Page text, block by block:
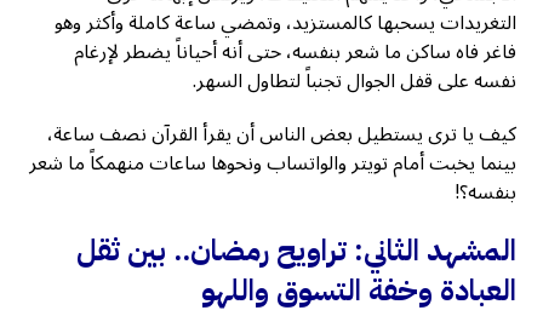
التغريدات يسحبها كالمستزيد، وتمضي ساعة كاملة وأكثر وهو
فاغر فاه ساكن ما شعر بنفسه، حتى أنه أحياناً يضطر لإرغام
نفسه على قفل الجوال تجنباً لتطاول السهر.
كيف يا ترى يستطيل بعض الناس أن يقرأ القرآن نصف ساعة،
بينما يخبت أمام تويتر والواتساب ونحوها ساعات منهمكاً ما شعر
بنفسه؟!
المشهد الثاني: تراويح رمضان.. بين ثقل
العبادة وخفة التسوق واللهو